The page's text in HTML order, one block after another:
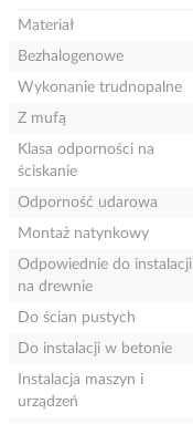
Materiał
Bezhalogenowe
Wykonanie trudnopalne
Z mufą
Klasa odporności na
ściskanie
Odporność udarowa
Montaż natynkowy
Odpowiednie do instalacji
na drewnie
Do ścian pustych
Do instalacji w betonie
Instalacja maszyn i
urządzeń